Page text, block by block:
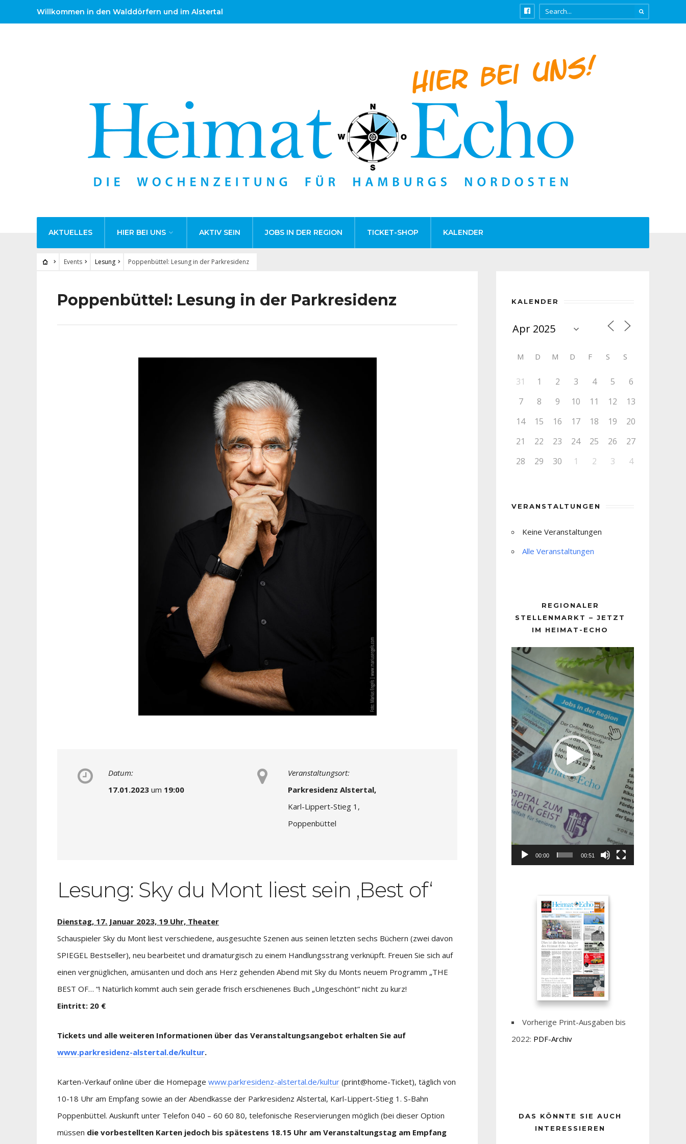
Willkommen in den Walddörfern und im Alstertal
AKTUELLES HIER BEI UNS AKTIV SEIN JOBS IN DER REGION TICKET-SHOP KALENDER
Events Lesung Poppenbüttel: Lesung in der Parkresidenz
Poppenbüttel: Lesung in der Parkresidenz
Datum:
17.01.2023 um 19:00
Veranstaltungsort:
Parkresidenz Alstertal,
Karl-Lippert-Stieg 1,
Poppenbüttel
Lesung: Sky du Mont liest sein ‚Best of‘
Dienstag, 17. Januar 2023, 19 Uhr, Theater
Schauspieler Sky du Mont liest verschiedene, ausgesuchte Szenen aus seinen letzten sechs Büchern (zwei davon
SPIEGEL Bestseller), neu bearbeitet und dramaturgisch zu einem Handlungsstrang verknüpft. Freuen Sie sich auf
einen vergnüglichen, amüsanten und doch ans Herz gehenden Abend mit Sky du Monts neuem Programm „THE
BEST OF… “! Natürlich kommt auch sein gerade frisch erschienenes Buch „Ungeschönt“ nicht zu kurz!
Eintritt: 20 €
Tickets und alle weiteren Informationen über das Veranstaltungsangebot erhalten Sie auf
www.parkresidenz-alstertal.de/kultur.
Karten-Verkauf online über die Homepage www.parkresidenz-alstertal.de/kultur (print@home-Ticket), täglich von
10-18 Uhr am Empfang sowie an der Abendkasse der Parkresidenz Alstertal, Karl-Lippert-Stieg 1. S-Bahn
Poppenbüttel. Auskunft unter Telefon 040 – 60 60 80, telefonische Reservierungen möglich (bei dieser Option
müssen die vorbestellten Karten jedoch bis spätestens 18.15 Uhr am Veranstaltungstag am Empfang
KALENDER
M D M D F S S
31 1 2 3 4 5
6
7
8 9 10 11 12
13
14
15 16 17 18 19
20
21
22 23 24 25 26
27
28
29 30 1 2 3 4
VERANSTALTUNGEN
Keine Veranstaltungen
Alle Veranstaltungen
REGIONALER
STELLENMARKT – JETZT
IM HEIMAT-ECHO
Player
00:00 00:51
Vorherige Print-Ausgaben bis
2022: PDF-Archiv
DAS KÖNNTE SIE AUCH
INTERESSIEREN